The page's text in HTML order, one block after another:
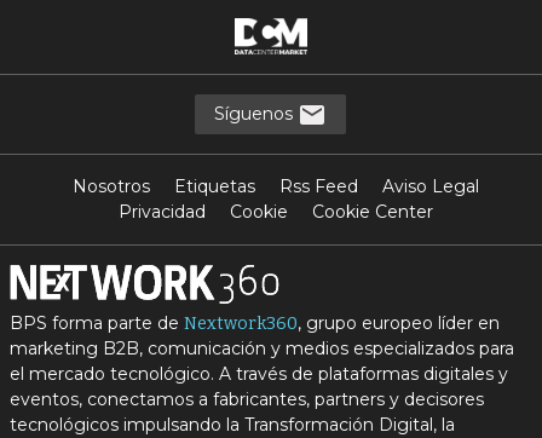
Síguenos
Nosotros Etiquetas Rss Feed
Aviso Legal
Privacidad
Cookie Cookie Center
BPS forma parte de Nextwork360, grupo europeo líder en
marketing B2B, comunicación y medios especializados para
el mercado tecnológico. A través de plataformas digitales y
eventos, conectamos a fabricantes, partners y decisores
tecnológicos impulsando la Transformación Digital, la